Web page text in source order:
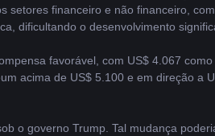
financeiro e não financeiro,
dificultando o desenvolvimento
favorável, com US$ 4.067
acima de US$ 5.100 e em direção a
o governo Trump. Tal mudança